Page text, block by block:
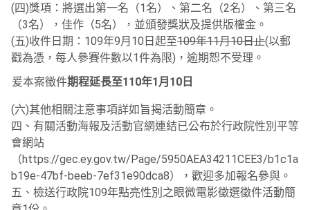
(四)獎項：將選出第一名（1名）、第二名（2名）、第三名
（3名），佳作（5名），並頒發獎狀及提供版權金。
(五)收件日期：109年9月10日起至109年11月10日止(以郵
戳為憑，每人參賽件數以1件為限)，逾期恕不受理。
爰本案徵件期程延長至110年1月10日
(六)其他相關注意事項詳如旨揭活動簡章。
四、有關活動海報及活動官網連結已公布於行政院性別平等
會網站
（https://gec.ey.gov.tw/Page/5950AEA34211CEE3/
b19e-47bf-beeb-7ef31e90dca8），歡迎多加報名參與。
五、檢送行政院109年點亮性別之眼微電影徵選徵件活動簡